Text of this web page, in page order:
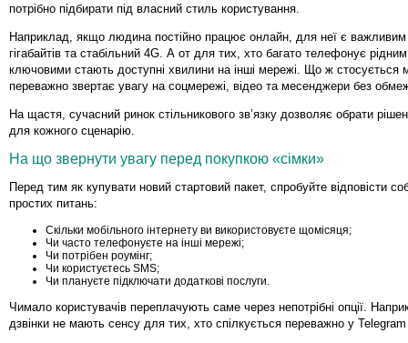
потрібно підбирати під власний стиль користування.
Наприклад, якщо людина постійно працює онлайн, для неї є важливим
гігабайтів та стабільний 4G. А от для тих, хто багато телефонує
ключовими стають доступні хвилини на інші мережі. Що ж стосується
переважно звертає увагу на соцмережі, відео та месенджери без
На щастя, сучасний ринок стільникового зв’язку дозволяє обрати
для кожного сценарію.
На що звернути увагу перед покупкою «сімки»
Перед тим як купувати новий стартовий пакет, спробуйте відповісти
простих питань:
Скільки мобільного інтернету ви використовуєте щомісяця;
Чи часто телефонуєте на інші мережі;
Чи потрібен роумінг;
Чи користуєтесь SMS;
Чи плануєте підключати додаткові послуги.
Чимало користувачів переплачують саме через непотрібні опції.
дзвінки не мають сенсу для тих, хто спілкується переважно у